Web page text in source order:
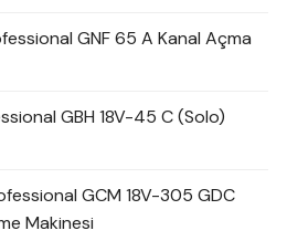
GNF 65 A Kanal Açma
GBH 18V-45 C (Solo)
GCM 18V-305 GDC
Makinesi